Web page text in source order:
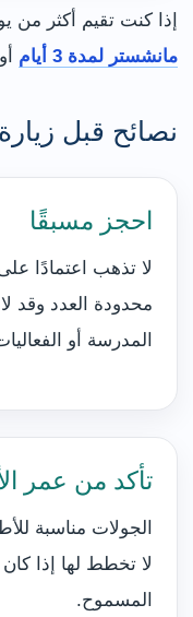
إذا كنت تقيم أكثر
مانشستر لمدة 3 أيام
أو
نصائح قبل زيارة Chetham’s Library
احجز مسبقًا
لا تذهب اعتمادًا
محدودة العدد وقد
المدرسة أو
تأكد من عمر
لا تخطط لها إذا
المسموح.